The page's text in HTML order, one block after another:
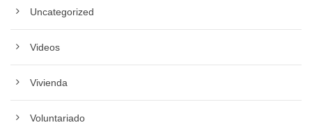
Uncategorized
Videos
Vivienda
Voluntariado